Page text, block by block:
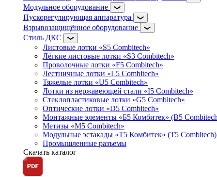
Модульное оборудование
Пускорегулирующая аппаратура
Взрывозащищённое оборудование
Стиль ДКС
Листовые лотки «S5 Combitech»
Лёгкие листовые лотки «S3 Combitech»
Проволочные лотки «F5 Combitech»
Лестничные лотки «L5 Combitech»
Тяжелые лотки «U5 Combitech»
Лотки из нержавеющей стали «I5 Combitech»
Стеклопластиковые лотки «G5 Combitech»
Оптические лотки «D5 Combitech»
Монтажные элементы «Б5 Комбитек» (B5
Метизы «M5 Combitech»
Модульные эстакады «Т5 Комбитек» (T5 Combitech)
Промышленные разъемы
Скачать каталог